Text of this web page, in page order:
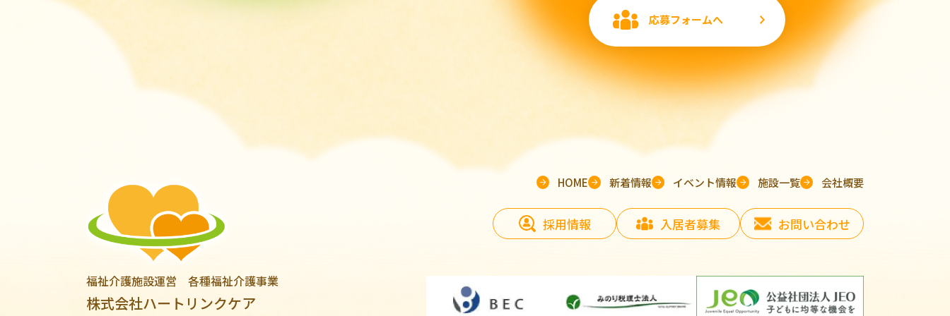
応募フォームへ
福祉介護施設運営 各種福祉介護事業
株式会社ハートリンクケア
HOME 新着情報 イベント情報 施設一覧 会社概要
採用情報 入居者募集 お問い合わせ